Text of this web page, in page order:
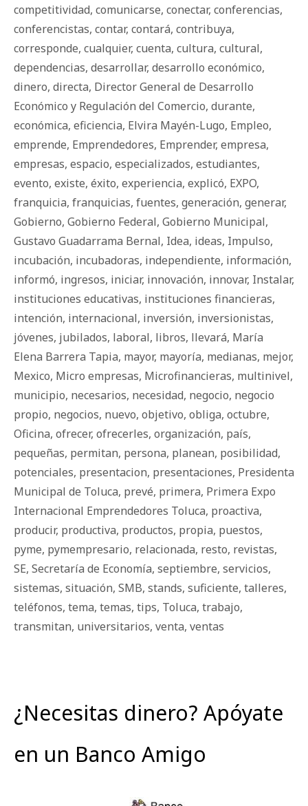
competitividad, comunicarse, conectar, conferencias,
conferencistas, contar, contará, contribuya,
corresponde, cualquier, cuenta, cultura, cultural,
dependencias, desarrollar, desarrollo económico,
dinero, directa, Director General de Desarrollo
Económico y Regulación del Comercio, durante,
económica, eficiencia, Elvira Mayén-Lugo, Empleo,
emprende, Emprendedores, Emprender, empresa,
empresas, espacio, especializados, estudiantes,
evento, existe, éxito, experiencia, explicó, EXPO,
franquicia, franquicias, fuentes, generación, generar,
Gobierno, Gobierno Federal, Gobierno Municipal,
Gustavo Guadarrama Bernal, Idea, ideas, Impulso,
incubación, incubadoras, independiente, información,
informó, ingresos, iniciar, innovación, innovar, Instalar,
instituciones educativas, instituciones financieras,
intención, internacional, inversión, inversionistas,
jóvenes, jubilados, laboral, libros, llevará, María
Elena Barrera Tapia, mayor, mayoría, medianas, mejor,
Mexico, Micro empresas, Microfinancieras, multinivel,
municipio, necesarios, necesidad, negocio, negocio
propio, negocios, nuevo, objetivo, obliga, octubre,
Oficina, ofrecer, ofrecerles, organización, país,
pequeñas, permitan, persona, planean, posibilidad,
potenciales, presentacion, presentaciones, Presidenta
Municipal de Toluca, prevé, primera, Primera Expo
Internacional Emprendedores Toluca, proactiva,
producir, productiva, productos, propia, puestos,
pyme, pymempresario, relacionada, resto, revistas,
SE, Secretaría de Economía, septiembre, servicios,
sistemas, situación, SMB, stands, suficiente, talleres,
teléfonos, tema, temas, tips, Toluca, trabajo,
transmitan, universitarios, venta, ventas
¿Necesitas dinero? Apóyate
en un Banco Amigo